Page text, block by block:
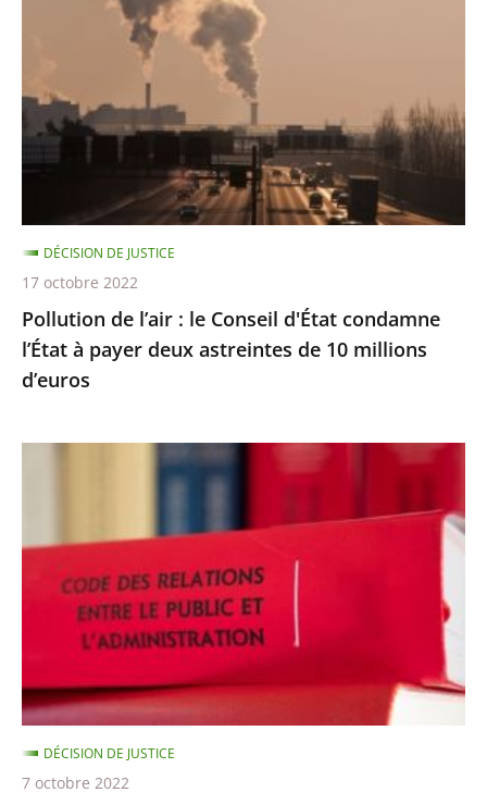
Conseil
d'État
condamne
à
payer
deux
astreintes
de
10
d’euros
Pollution de l’air : le Conseil d'État condamne
l’État à payer deux astreintes de 10 millions
d’euros
DÉCISION DE JUSTICE
17 octobre 2022
d’une
fondation
d’entreprise
n’ayant
aucune
subvention
publique
n’ont
DÉCISION DE JUSTICE
7 octobre 2022